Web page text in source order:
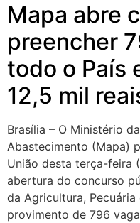
Mapa abre
preencher
todo o País
12,5 mil
Brasília – O Ministério
Abastecimento (Mapa)
União desta terça-feira
abertura do concurso
da Agricultura,
provimento de 796